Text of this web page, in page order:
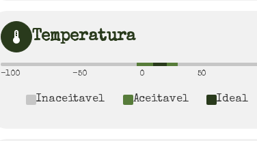
Temperatura
-100 -50 0 50
Inaceitavel Aceitavel Ideal